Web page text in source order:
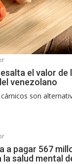
el valor de
venezolano
son
a pagar 567
salud mental